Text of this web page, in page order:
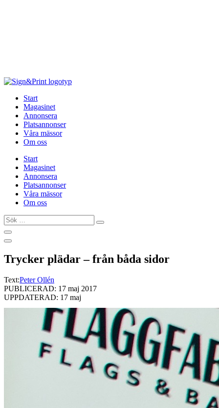
Start
Magasinet
Annonsera
Platsannonser
Våra mässor
Om oss
Start
Magasinet
Annonsera
Platsannonser
Våra mässor
Om oss
Sök
…
Trycker plädar – från båda sidor
Text:Peter Ollén
PUBLICERAD: 17 maj 2017
UPPDATERAD: 17 maj